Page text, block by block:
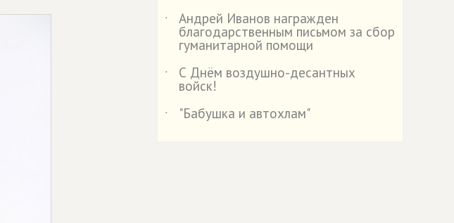
˙
Андрей Иванов награжден
благодарственным письмом за сбор
гуманитарной помощи
˙
С Днём воздушно-десантных
войск!
˙
"Бабушка и автохлам"